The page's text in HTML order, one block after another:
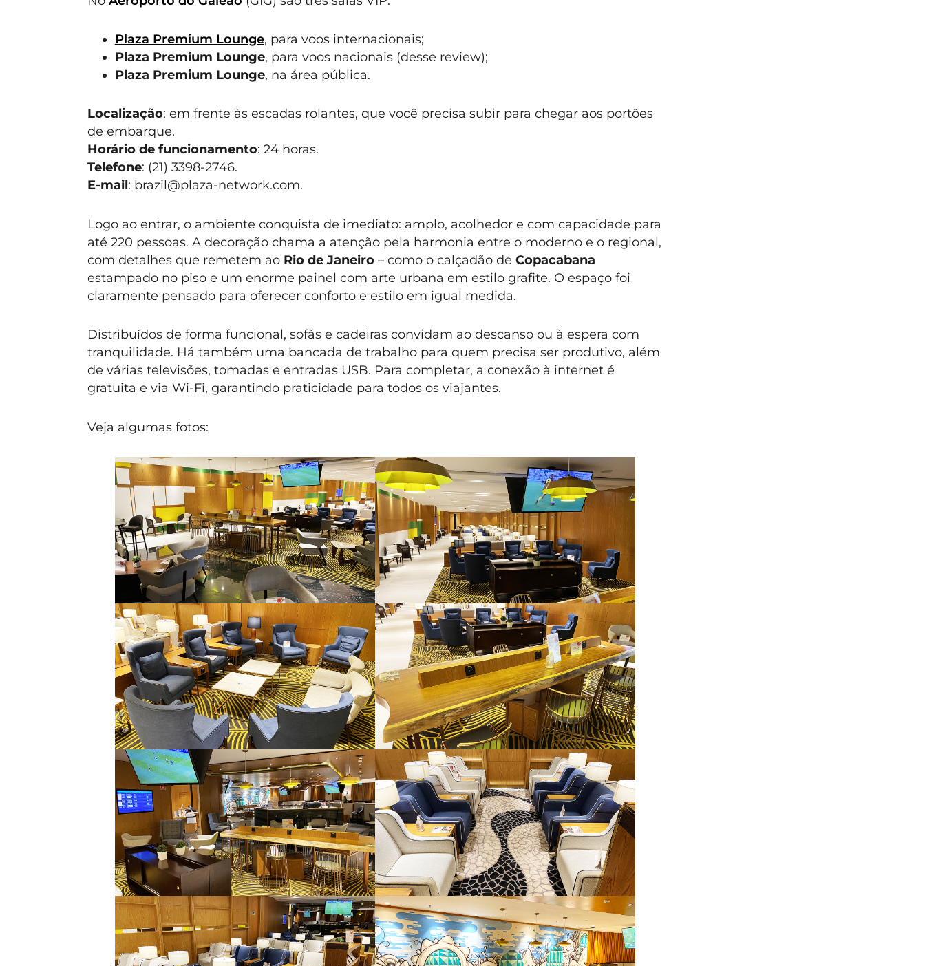
Plaza Premium Lounge, para voos internacionais;
Plaza Premium Lounge, para voos nacionais (desse review);
Plaza Premium Lounge, na área pública.
Localização: em frente às escadas rolantes, que você precisa subir para chegar aos portões
de embarque.
Horário de funcionamento: 24 horas.
Telefone: (21) 3398-2746.
E-mail: brazil@plaza-network.com.
Logo ao entrar, o ambiente conquista de imediato: amplo, acolhedor e com capacidade para
até 220 pessoas. A decoração chama a atenção pela harmonia entre o moderno e o regional,
com detalhes que remetem ao Rio de Janeiro– como o calçadão de Copacabana
estampado no piso e um enorme painel com arte urbana em estilo grafite. O espaço foi
claramente pensado para oferecer conforto e estilo em igual medida.
Distribuídos de forma funcional, sofás e cadeiras convidam ao descanso ou à espera com
tranquilidade. Há também uma bancada de trabalho para quem precisa ser produtivo, além
de várias televisões, tomadas e entradas USB. Para completar, a conexão à internet é
gratuita e via Wi-Fi, garantindo praticidade para todos os viajantes.
Veja algumas fotos: